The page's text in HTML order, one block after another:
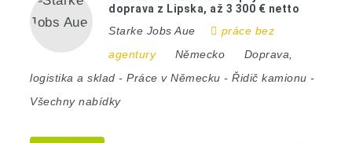
doprava z Lipska, až 3 300 € netto
Starke Jobs Aue
práce bez
agentury
Německo
Doprava,
logistika a sklad -Práce v Německu -Řidič kamionu -
Všechny nabídky